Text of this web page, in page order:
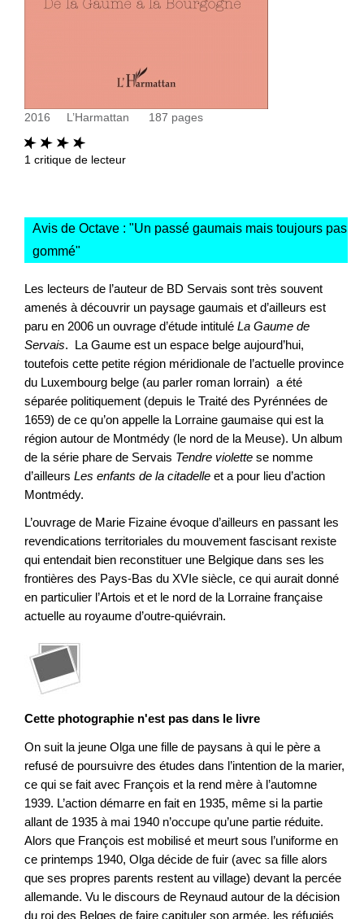
2016 L’Harmattan 187 pages
1 critique de lecteur
Avis de Octave : "Un passé gaumais mais toujours pas
gommé"
Les lecteurs de l’auteur de BD Servais sont très souvent
amenés à découvrir un paysage gaumais et d’ailleurs est
paru en 2006 un ouvrage d’étude intitulé La Gaume de
Servais. La Gaume est un espace belge aujourd’hui,
toutefois cette petite région méridionale de l’actuelle province
du Luxembourg belge (au parler roman lorrain) a été
séparée politiquement (depuis le Traité des Pyrénnées de
1659) de ce qu’on appelle la Lorraine gaumaise qui est la
région autour de Montmédy (le nord de la Meuse). Un album
de la série phare de Servais Tendre violette se nomme
d’ailleurs Les enfants de la citadelle et a pour lieu d’action
Montmédy.
L’ouvrage de Marie Fizaine évoque d’ailleurs en passant les
revendications territoriales du mouvement fascisant rexiste
qui entendait bien reconstituer une Belgique dans ses les
frontières des Pays-Bas du XVIe siècle, ce qui aurait donné
en particulier l’Artois et et le nord de la Lorraine française
actuelle au royaume d’outre-quiévrain.
Cette photographie n'est pas dans le livre
On suit la jeune Olga une fille de paysans à qui le père a
refusé de poursuivre des études dans l’intention de la marier,
ce qui se fait avec François et la rend mère à l’automne
1939. L’action démarre en fait en 1935, même si la partie
allant de 1935 à mai 1940 n’occupe qu’une partie réduite.
Alors que François est mobilisé et meurt sous l’uniforme en
ce printemps 1940, Olga décide de fuir (avec sa fille alors
que ses propres parents restent au village) devant la percée
allemande. Vu le discours de Reynaud autour de la décision
du roi des Belges de faire capituler son armée, les réfugiés